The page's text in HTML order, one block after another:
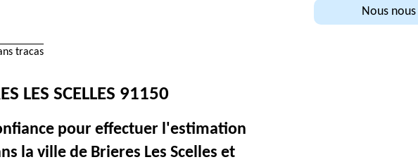
tracas
LES SCELLES 91150
pour effectuer l'estimation
la ville de Brieres Les Scelles et
Nous